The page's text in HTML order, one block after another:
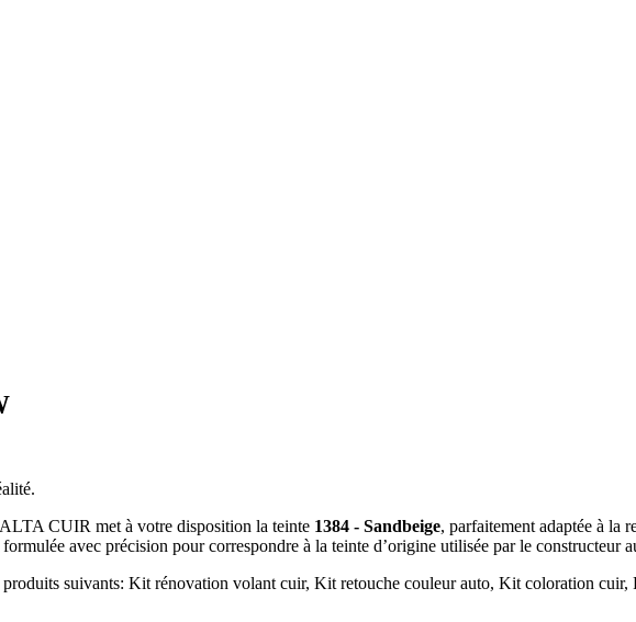
CUIR met à votre disposition la teinte 1384 - Sandbeige, parfaitement adaptée à la
avec précision pour correspondre à la teinte d’origine utilisée par le constructeur
produits suivants: Kit rénovation volant cuir, Kit retouche couleur auto, Kit coloration